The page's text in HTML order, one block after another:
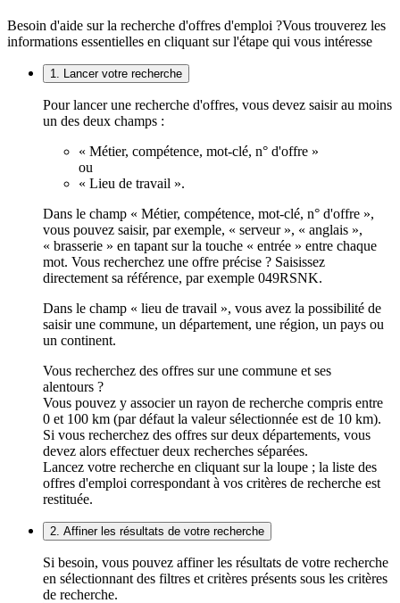
Besoin d'aide sur la recherche d'offres d'emploi ?Vous trouverez les
informations essentielles en cliquant sur l'étape qui vous intéresse
1. Lancer votre recherche
Pour lancer une recherche d'offres, vous devez saisir au moins
un des deux champs :
« Métier, compétence, mot-clé, n° d'offre »
ou
« Lieu de travail ».
Dans le champ « Métier, compétence, mot-clé, n° d'offre »,
vous pouvez saisir, par exemple, « serveur », « anglais »,
« brasserie » en tapant sur la touche « entrée » entre chaque
mot. Vous recherchez une offre précise ? Saisissez
directement sa référence, par exemple 049RSNK.
Dans le champ « lieu de travail », vous avez la possibilité de
saisir une commune, un département, une région, un pays ou
un continent.
Vous recherchez des offres sur une commune et ses
alentours ?
Vous pouvez y associer un rayon de recherche compris entre
0 et 100 km (par défaut la valeur sélectionnée est de 10 km).
Si vous recherchez des offres sur deux départements, vous
devez alors effectuer deux recherches séparées.
Lancez votre recherche en cliquant sur la loupe ; la liste des
offres d'emploi correspondant à vos critères de recherche est
restituée.
2. Affiner les résultats de votre recherche
Si besoin, vous pouvez affiner les résultats de votre recherche
en sélectionnant des filtres et critères présents sous les critères
de recherche.